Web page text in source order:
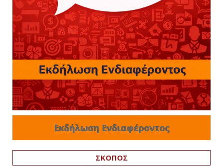
Εκδήλωση Ενδιαφέροντος
ΣΚΟΠΟΣ